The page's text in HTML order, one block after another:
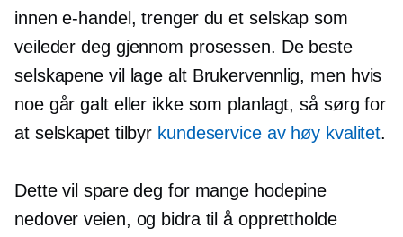
innen e-handel, trenger du et selskap som
veileder deg gjennom prosessen. De beste
selskapene vil lage alt Brukervennlig, men hvis
noe går galt eller ikke som planlagt, så sørg for
at selskapet tilbyr kundeservice av høy kvalitet.
Dette vil spare deg for mange hodepine
nedover veien, og bidra til å opprettholde